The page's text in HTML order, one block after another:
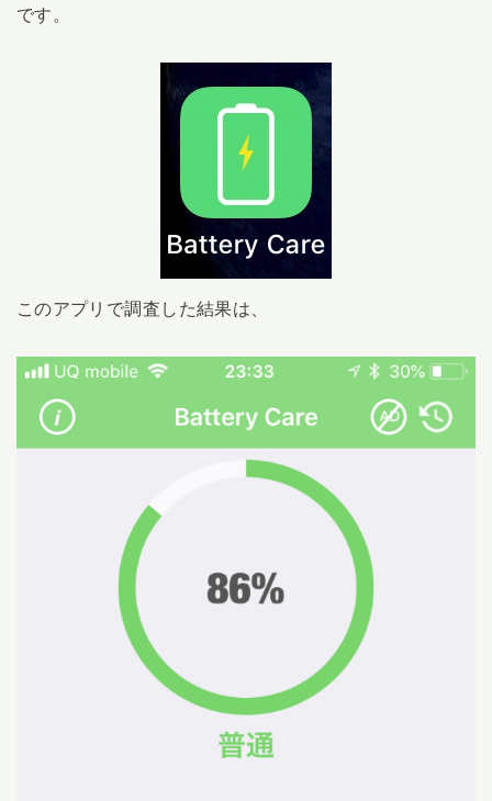
です。
このアプリで調査した結果は、